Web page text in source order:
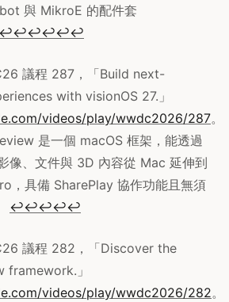
與 MikroE 的配件套
↩↩↩↩↩↩
議程 287，「Build next-
with visionOS 27.」
videos/play/wwdc2026/287。
是一個 macOS 框架，能透過
像、文件與 3D 內容從 Mac 延伸到
，具備 SharePlay 協作功能且無須
↩↩↩↩↩
議程 282，「Discover the
framework.」
videos/play/wwdc2026/282。